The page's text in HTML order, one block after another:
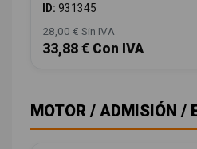
ID: 931345
28,00 € Sin IVA
33,88 € Con IVA
MOTOR / ADMISIÓN /